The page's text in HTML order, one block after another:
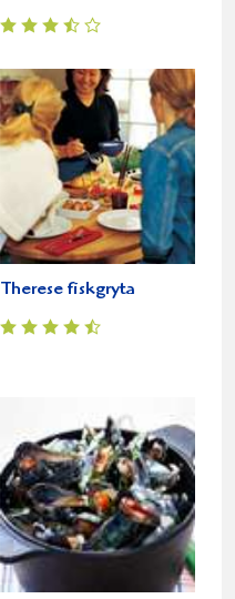
Therese fiskgryta